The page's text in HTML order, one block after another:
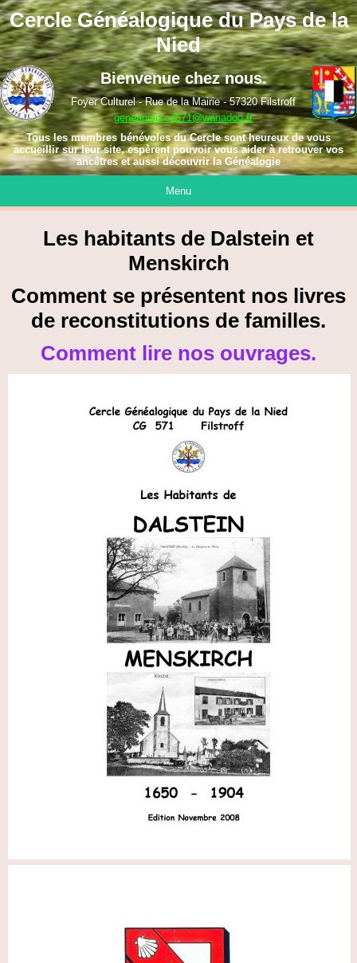
Cercle Généalogique du Pays de la
Nied
Bienvenue chez nous.
Foyer Culturel - Rue de la Mairie - 57320 Filstroff
geneanied.cg571@wanadoo.fr
Tous les membres bénévoles du Cercle sont heureux de vous
accueillir sur leur site, espèrent pouvoir vous aider à retrouver vos
ancêtres et aussi découvrir la Généalogie
Menu
Les habitants de Dalstein et
Menskirch
Comment se présentent nos livres
de reconstitutions de familles.
Comment lire nos ouvrages.